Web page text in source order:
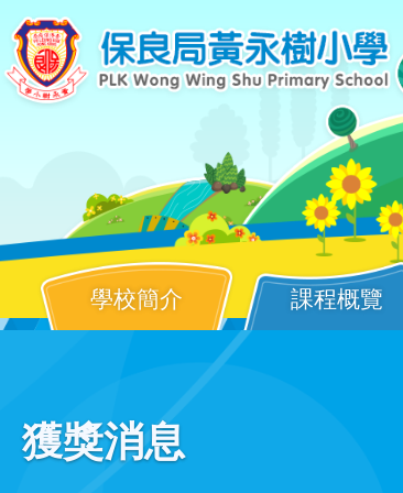
移至主內容
navigation
學校簡介 課程概覽
獲獎消息